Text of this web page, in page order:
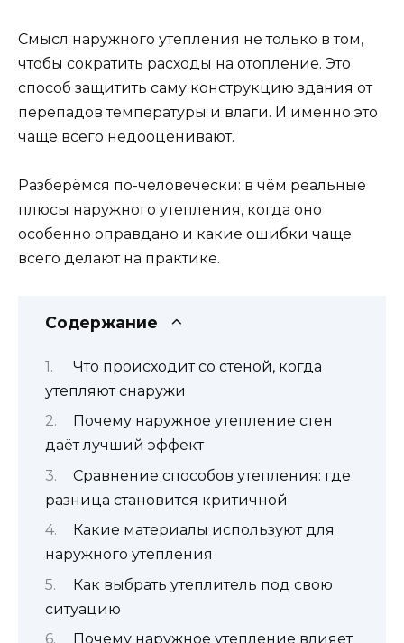
Смысл наружного утепления не только в том,
чтобы сократить расходы на отопление. Это
способ защитить саму конструкцию здания от
перепадов температуры и влаги. И именно это
чаще всего недооценивают.
Разберёмся по-человечески: в чём реальные
плюсы наружного утепления, когда оно
особенно оправдано и какие ошибки чаще
всего делают на практике.
Содержание
Что происходит со стеной, когда
утепляют снаружи
Почему наружное утепление стен
даёт лучший эффект
Сравнение способов утепления: где
разница становится критичной
Какие материалы используют для
наружного утепления
Как выбрать утеплитель под свою
ситуацию
Почему наружное утепление влияет